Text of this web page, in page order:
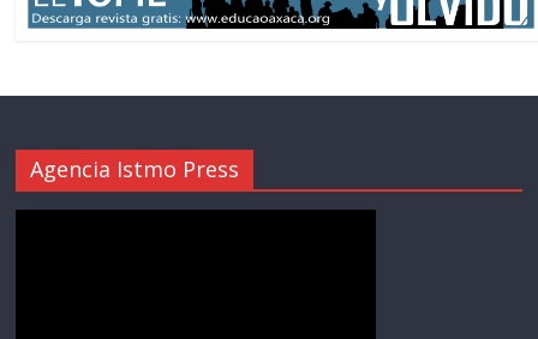
Agencia Istmo Press